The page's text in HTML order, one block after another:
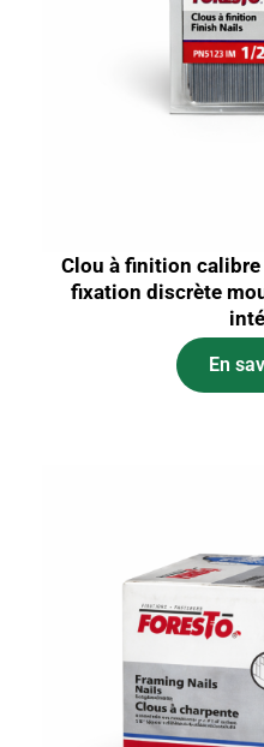
Clou à finition calibre
fixation discrète
En